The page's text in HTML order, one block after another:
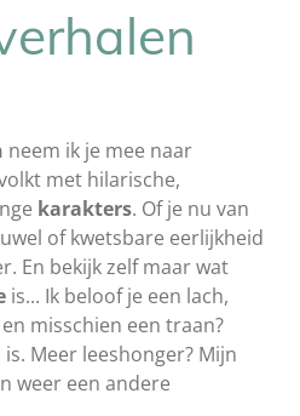
neem ik je mee naar
met hilarische,
karakters. Of je nu van
of kwetsbare eerlijkheid
En bekijk zelf maar wat
is... Ik beloof je een lach,
misschien een traan?
Meer leeshonger? Mijn
weer een andere